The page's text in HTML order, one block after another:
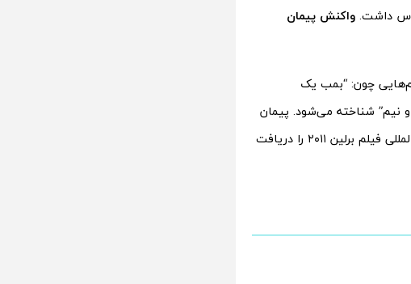
داشت. واکنش پیمان
چون: “بمب یک
و نیم” شناخته می‌شود. پیمان
برای جدایی نادر از سیمین جایزه خرس نقره‌ای بهترین بازیگر مرد جشنواره بین‌المللی فیلم برلین ۲۰۱۱ را دریافت